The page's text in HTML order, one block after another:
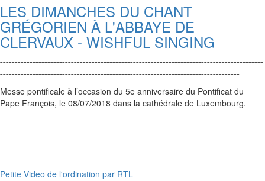
LES DIMANCHES DU CHANT
GRÉGORIEN À L'ABBAYE DE
CLERVAUX - WISHFUL SINGING
-----------------------------------------------------------------------------------------
---------------------------------------------------------------------------------
Messe pontificale à l’occasion du 5e anniversaire du Pontificat du
Pape François, le 08/07/2018 dans la cathédrale de Luxembourg.
Petite Video de l'ordination par RTL